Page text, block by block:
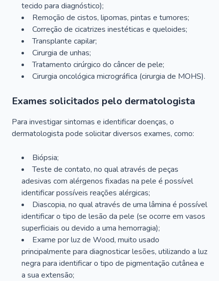
tecido para diagnóstico);
Remoção de cistos, lipomas, pintas e tumores;
Correção de cicatrizes inestéticas e queloides;
Transplante capilar;
Cirurgia de unhas;
Tratamento cirúrgico do câncer de pele;
Cirurgia oncológica micrográfica (cirurgia de MOHS).
Exames solicitados pelo dermatologista
Para investigar sintomas e identificar doenças, o
dermatologista pode solicitar diversos exames, como:
Biópsia;
Teste de contato, no qual através de peças
adesivas com alérgenos fixadas na pele é possível
identificar possíveis reações alérgicas;
Diascopia, no qual através de uma lâmina é possível
identificar o tipo de lesão da pele (se ocorre em vasos
superficiais ou devido a uma hemorragia);
Exame por luz de Wood, muito usado
principalmente para diagnosticar lesões, utilizando a luz
negra para identificar o tipo de pigmentação cutânea e
a sua extensão;